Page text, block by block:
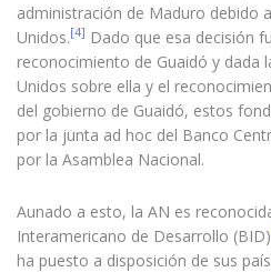
administración de Maduro debido
Unidos.[4] Dado que esa decisión
reconocimiento de Guaidó y dada
Unidos sobre ella y el
del gobierno de Guaidó, estos
por la junta ad hoc del Banco
por la Asamblea Nacional.
Aunado a esto, la AN es
Interamericano de Desarrollo
ha puesto a disposición de sus